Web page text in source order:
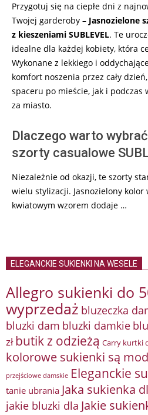
12
Przygotuj się na ciepłe dni z
Twojej garderoby – Jasnozielone
z kieszeniami SUBLEVEL. Te
idealne dla każdej kobiety, która
Wykonane z lekkiego i
komfort noszenia przez cały
spaceru po mieście, jak i podczas
za miasto.
Dlaczego warto
szorty casualowe
Niezależnie od okazji, te szorty
wielu stylizacji. Jasnozielony kolor
kwiatowym wzorem dodaje …
ELEGANCKIE SUKIENKI NA WESELE
Allegro sukienki do
wyprzedaż bluzeczka
bluzki dam bluzki damkie
zł butik z odzieżą Carry kurtki
kolorowe sukienki są
przejściowe damskie Eleganckie
tanie ubrania Jaka sukienka
jakie bluzki dla Jakie